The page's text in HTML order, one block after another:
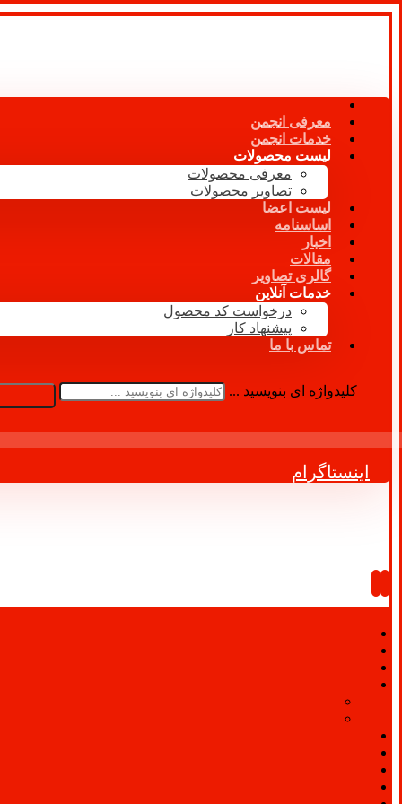
معرفی انجمن
خدمات انجمن
لیست محصولات
معرفی محصولات
تصاویر محصولات
لیست اعضا
اساسنامه
اخبار
مقالات
گالری تصاویر
خدمات آنلاین
درخواست کد محصول
پیشنهاد کار
تماس با ما
کلیدواژه ای بنویسید ...
اینستاگرام